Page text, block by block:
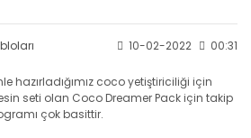
10-02-2022 00:31
hazırladığımız coco yetiştiriciliği için
seti olan Coco Dreamer Pack için takip
çok basittir.